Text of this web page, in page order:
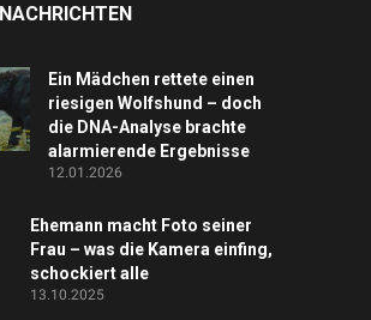
Ein Mädchen rettete einen
riesigen Wolfshund – doch
die DNA-Analyse brachte
alarmierende Ergebnisse
12.01.2026
Ehemann macht Foto seiner
Frau – was die Kamera einfing,
schockiert alle
13.10.2025